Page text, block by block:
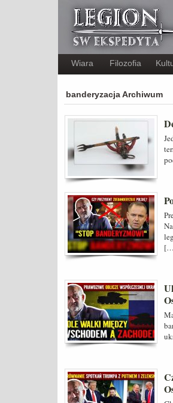
Wiara Filozofia
banderyzacja Archiwum